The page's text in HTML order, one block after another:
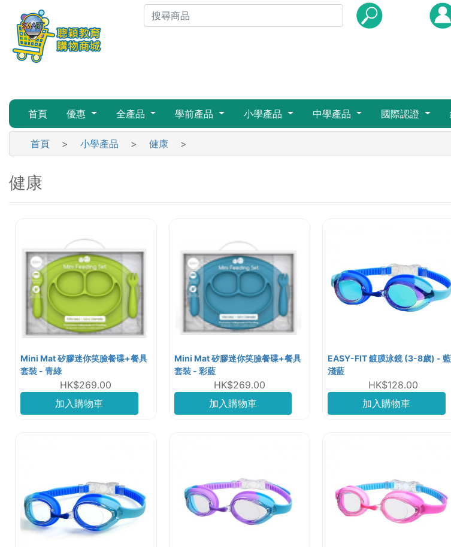
首頁 優惠 全產品 學前產品 小學產品 中學產品 國際認證
首頁 > 小學產品 > 健康 >
健康
Mini Mat 矽膠迷你笑臉餐碟+餐具
套裝 - 青綠
HK$269.00
加入購物車
Mini Mat 矽膠迷你笑臉餐碟+餐具
套裝 - 彩藍
HK$269.00
加入購物車
EASY-FIT 鍍膜泳鏡 (3-8歲) -
淺藍
HK$128.00
加入購物車